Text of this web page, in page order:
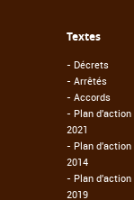
Textes
- Décrets
- Arrêtés
- Accords
- Plan d'action
2021
- Plan d'action
2014
- Plan d'action
2019